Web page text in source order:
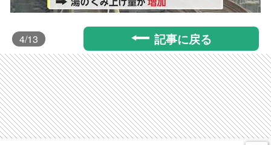
4/13 記事に戻る